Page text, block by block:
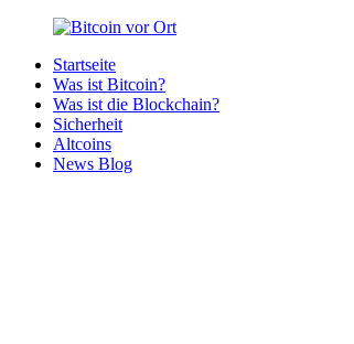
Zurück
Inhalt
Bitcoin
Bitcoins
deiner
Region
Startseite
Was ist Bitcoin?
Was ist die Blockchain?
Sicherheit
Altcoins
News Blog